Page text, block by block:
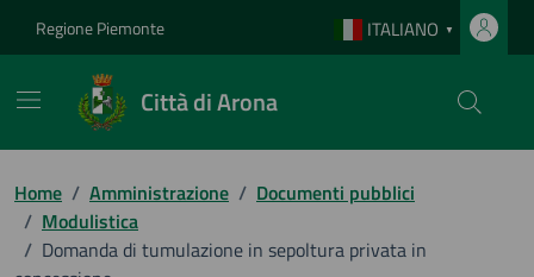
Regione Piemonte ITALIANO ▼
Città di Arona
Home / Amministrazione / Documenti pubblici
/ Modulistica
/ Domanda di tumulazione in sepoltura privata in